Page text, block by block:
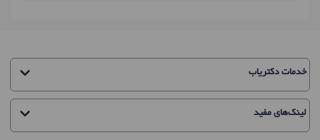
خدمات دکتریاب
لینک‌های مفید